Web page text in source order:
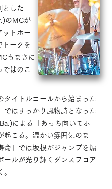
タイトルコールから始まった
ではすっかり風物詩となった
による「あっち向いてホ
起こる。温かい雰囲気のま
命」では坂根がジャンプを煽
ールが光り輝くダンスフロア
。
とした
のMCが
ットホー
トークを
もまさに
ではのこ